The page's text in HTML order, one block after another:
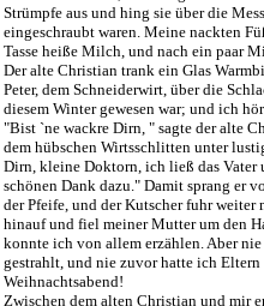
Strümpfe aus und hing sie über die
eingeschraubt waren. Meine nackten
Tasse heiße Milch, und nach ein paar
Der alte Christian trank ein Glas
Peter, dem Schneiderwirt, über die
diesem Winter gewesen war; und ich
"Bist `ne wackre Dirn, " sagte der alte
dem hübschen Wirtsschlitten unter
Dirn, kleine Doktorn, ich ließ das
schönen Dank dazu." Damit sprang er
der Pfeife, und der Kutscher fuhr
hinauf und fiel meiner Mutter um den
konnte ich von allem erzählen. Aber
gestrahlt, und nie zuvor hatte ich
Weihnachtsabend!
Zwischen dem alten Christian und mir